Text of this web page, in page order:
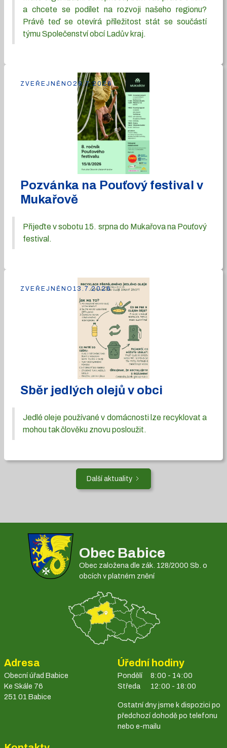
a chcete se podílet na rozvoji našeho regionu?
Právě teď se otevírá příležitost stát se součástí
týmu Společenství obcí Ladův kraj.
Pozvánka na Pouťový festival v
Mukařově
Přijeďte v sobotu 15. srpna do Mukařova na Pouťový
festival.
ZVEŘEJNĚNO 29.7.2026
Sběr jedlých olejů v obci
Jedlé oleje používané v domácnosti lze recyklovat a
mohou tak člověku znovu posloužit.
ZVEŘEJNĚNO 13.7.2026
Další aktuality
Obec Babice
Obec založena dle zák. 128/2000 Sb. o
obcích v platném znění
Adresa
Obecní úřad Babice
Ke Skále 76
251 01 Babice
Úřední hodiny
Pondělí
Středa
8:00 - 14:00
12:00 - 18:00
Ostatní dny jsme k dispozici po
předchozí dohodě po telefonu
nebo e-mailu